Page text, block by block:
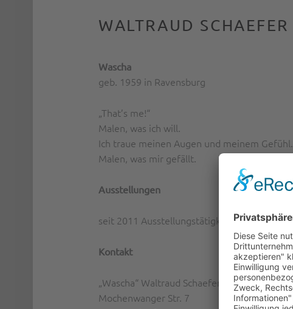
WALTRAUD SCHAEFER
Wascha
geb. 1959 in Ravensburg
„That’s me!“
Malen, was ich will.
Ich traue meinen Augen und meinem Gefühl.
Malen, was mir gefällt.
Ausstellungen
seit 2011 Ausstellungstätigkeit
Kontakt
„Wascha“ Waltraud Schaefer
Mochenwanger Str. 7